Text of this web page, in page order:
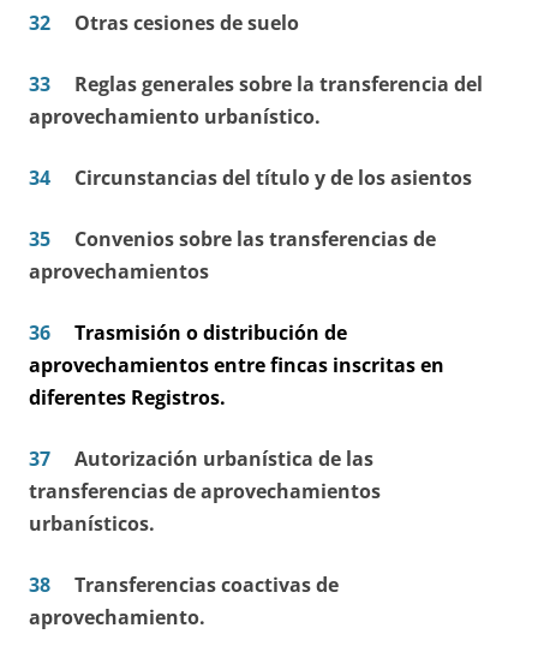
32 Otras cesiones de suelo
33 Reglas generales sobre la transferencia del
aprovechamiento urbanístico.
34 Circunstancias del título y de los asientos
35 Convenios sobre las transferencias de
aprovechamientos
36 Trasmisión o distribución de
aprovechamientos entre fincas inscritas en
diferentes Registros.
37 Autorización urbanística de las
transferencias de aprovechamientos
urbanísticos.
38 Transferencias coactivas de
aprovechamiento.